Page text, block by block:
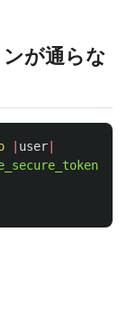
が通らな
user